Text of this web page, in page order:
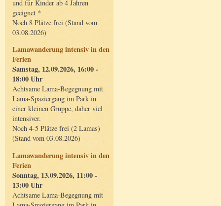
und für Kinder ab 4 Jahren
geeignet *
Noch 8 Plätze frei (Stand vom
03.08.2026)
Lamawanderung intensiv in den
Ferien
Samstag, 12.09.2026, 16:00 -
18:00 Uhr
Achtsame Lama-Begegnung mit
Lama-Spaziergang im Park in
einer kleinen Gruppe, daher viel
intensiver.
Noch 4-5 Plätze frei (2 Lamas)
(Stand vom 03.08.2026)
Lamawanderung intensiv in den
Ferien
Sonntag, 13.09.2026, 11:00 -
13:00 Uhr
Achtsame Lama-Begegnung mit